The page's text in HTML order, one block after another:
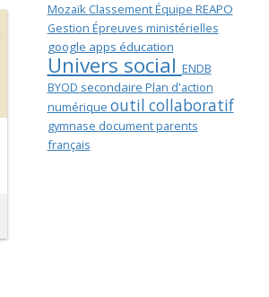
Mozaïk ClassementÉquipe REAPO
Gestion Épreuves ministérielles
google apps éducation
Univers social ENDB
BYOD secondaire Plan d'action
numérique outil collaboratif
gymnase documentparents
français